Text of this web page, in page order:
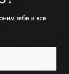
тебе и все